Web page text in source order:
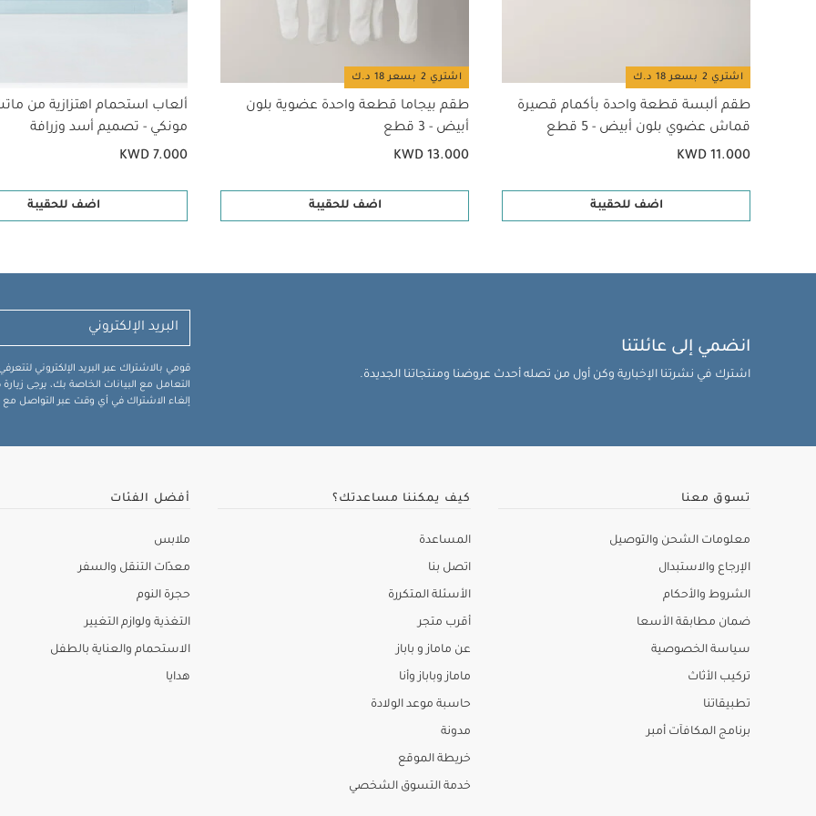
اشتري 2 بسعر 18 د.ك
طقم ألبسة قطعة واحدة بأكمام قصيرة
قماش عضوي بلون أبيض - 5 قطع
KWD 11.000
اضف للحقيبة
اشتري 2 بسعر 18 د.ك
طقم بيجاما قطعة واحدة عضوية بلون
أبيض - 3 قطع
KWD 13.000
اضف للحقيبة
ألعاب استحمام اهتزازية من
مونكي - تصميم أسد وزرافة
KWD 7.000
اضف للحقيبة
انضمي إلى عائلتنا
اشترك في نشرتنا الإخبارية وكن أول من تصله أحدث عروضنا ومنتجاتنا الجديدة.
قومي بالاشتراك عبر البريد الإلكتروني
التعامل مع البيانات الخاصة بك، يرجى
إلغاء الاشتراك في أي وقت عبر التواصل مع
تسوق معنا
معلومات الشحن والتوصيل
الإرجاع والاستبدال
الشروط والأحكام
ضمان مطابقة الأسعا
سياسة الخصوصية
تركيب الأثاث
تطبيقاتنا
برنامج المكافآت أمبر
كيف يمكننا مساعدتك؟
المساعدة
اتصل بنا
الأسئلة المتكررة
أقرب متجر
عن ماماز و باباز
ماماز وباباز وأنا
حاسبة موعد الولادة
مدونة
خريطة الموقع
خدمة التسوق الشخصي
أفضل الفئات
ملابس
معدّات التنقل والسفر
حجرة النوم
التغذية ولوازم التغيير
الاستحمام والعناية بالطفل
هدايا